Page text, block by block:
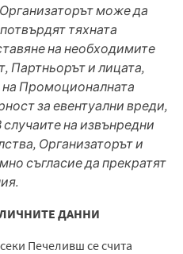
може да
тяхната
на необходимите
Партньорът и лицата,
Промоционалната
за евентуални вреди,
на извънредни
Организаторът и
съгласие да прекратят
ДАННИ
Печеливш се счита